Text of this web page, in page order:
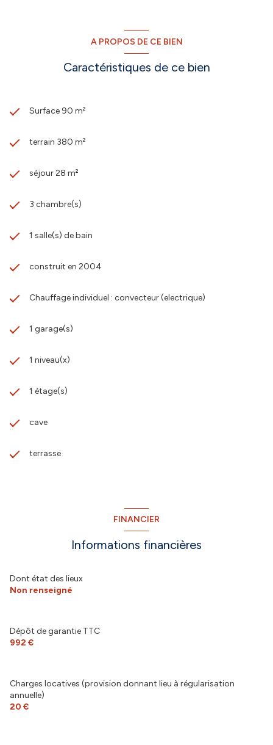
A PROPOS DE CE BIEN
Caractéristiques de ce bien
Surface 90 m²
terrain 380 m²
séjour 28 m²
3 chambre(s)
1 salle(s) de bain
construit en 2004
Chauffage individuel : convecteur (electrique)
1 garage(s)
1 niveau(x)
1 étage(s)
cave
terrasse
FINANCIER
Informations financières
Dont état des lieux
Non renseigné
Dépôt de garantie TTC
992 €
Charges locatives (provision donnant lieu à régularisation
annuelle)
20 €